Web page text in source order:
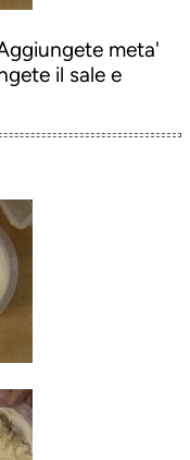
meta'
il sale e